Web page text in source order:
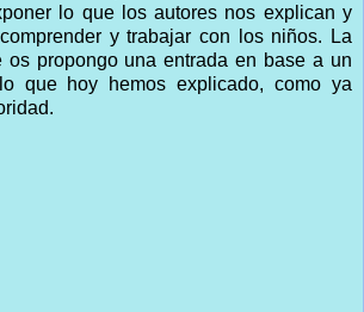
lo que los autores nos explican y
y trabajar con los niños. La
os propongo una entrada en base a un
que hoy hemos explicado, como ya